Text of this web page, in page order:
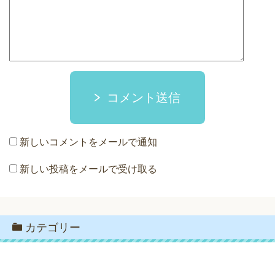
コメント送信
新しいコメントをメールで通知
新しい投稿をメールで受け取る
カテゴリー